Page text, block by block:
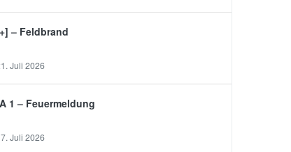
– Feldbrand
Juli 2026
1 – Feuermeldung
Juli 2026